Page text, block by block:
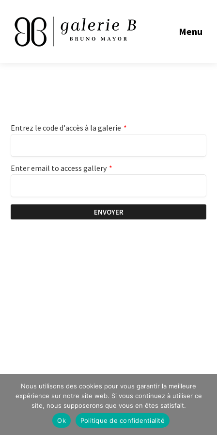
Menu
Entrez le code d'accès à la galerie *
Enter email to access gallery *
ENVOYER
Nous utilisons des cookies pour vous garantir la meilleure
expérience sur notre site web. Si vous continuez à utiliser ce
site, nous supposerons que vous en êtes satisfait.
Ok
Politique de confidentialité